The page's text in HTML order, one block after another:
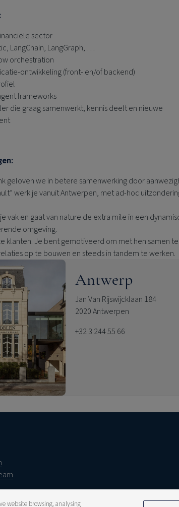
sector
LangChain, LangGraph, …
orchestration
(front‑ en/of backend)
frameworks
die graag samenwerkt, kennis deelt en nieuwe
geloven we in betere samenwerking door
werk je vanuit Antwerpen, met ad‑hoc
vak en gaat van nature de extra mile in een
omgeving.
klanten. Je bent gemotiveerd om met hen samen te
op te bouwen en steeds in tandem te werken.
Antwerp
Jan Van Rijswijcklaan 184
2020 Antwerpen
+32 3 244 55 66
website browsing, analysing